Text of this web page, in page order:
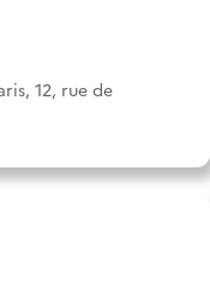
12, rue de